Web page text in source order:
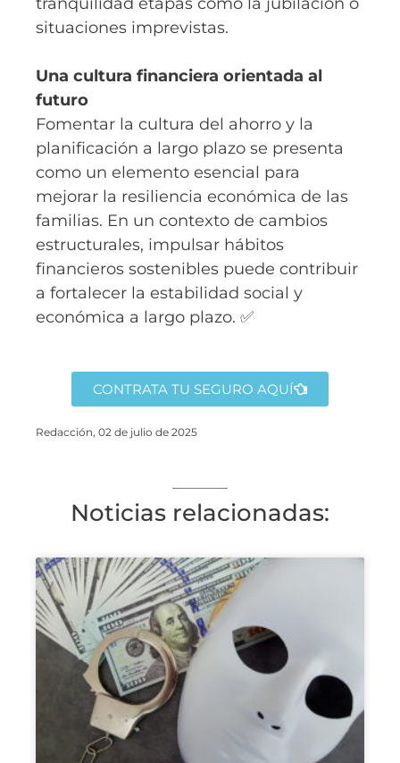
situaciones imprevistas.
Una cultura financiera orientada al
futuro
Fomentar la cultura del ahorro y la
planificación a largo plazo se presenta
como un elemento esencial para
mejorar la resiliencia económica de las
familias. En un contexto de cambios
estructurales, impulsar hábitos
financieros sostenibles puede contribuir
a fortalecer la estabilidad social y
económica a largo plazo. ✅
CONTRATA TU SEGURO AQUÍ
Redacción, 02 de julio de 2025
Noticias relacionadas: